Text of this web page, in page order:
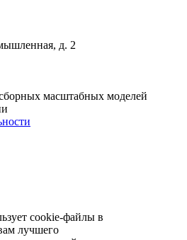
д. 2
масштабных моделей
cookie-файлы в
лучшего